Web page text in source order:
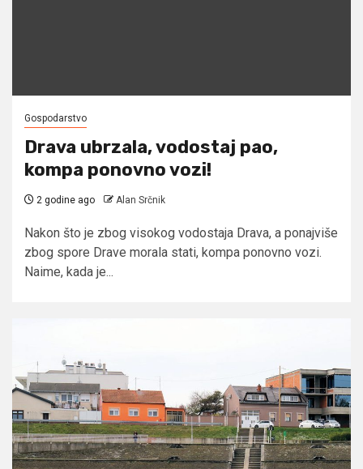
Gospodarstvo
Drava ubrzala, vodostaj pao,
kompa ponovno vozi!
2 godine ago Alan Srčnik
Nakon što je zbog visokog vodostaja Drava, a ponajviše
zbog spore Drave morala stati, kompa ponovno vozi.
Naime, kada je...